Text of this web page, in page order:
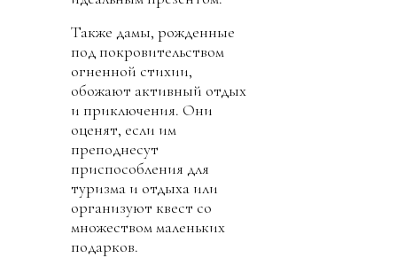
Также дамы, рожденные
под покровительством
огненной стихии,
обожают активный отдых
и приключения. Они
оценят, если им
преподнесут
приспособления для
туризма и отдыха или
организуют квест со
множеством маленьких
подарков.